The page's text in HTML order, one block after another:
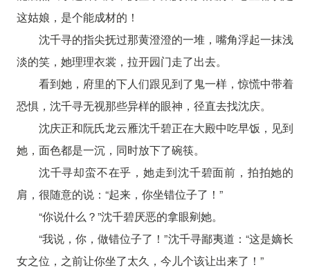
这姑娘，是个能成材的！
沈千寻的指尖抚过那黄澄澄的一堆，嘴角浮起一抹浅
淡的笑，她理理衣裳，拉开园门走了出去。
看到她，府里的下人们跟见到了鬼一样，惊慌中带着
恐惧，沈千寻无视那些异样的眼神，径直去找沈庆。
沈庆正和阮氏龙云雁沈千碧正在大殿中吃早饭，见到
她，面色都是一沉，同时放下了碗筷。
沈千寻却蛮不在乎，她走到沈千碧面前，拍拍她的
肩，很随意的说：“起来，你坐错位子了！”
“你说什么？”沈千碧厌恶的拿眼剜她。
“我说，你，做错位子了！”沈千寻鄙夷道：“这是嫡长
女之位，之前让你坐了太久，今儿个该让出来了！”